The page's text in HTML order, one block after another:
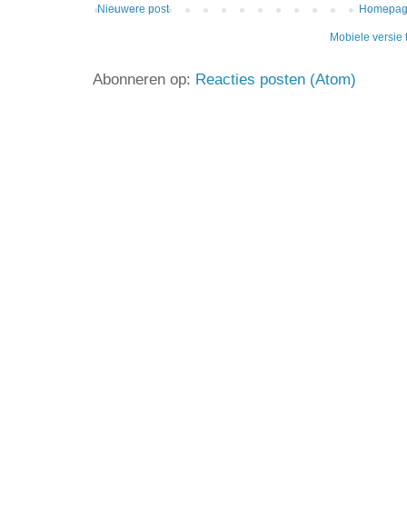
Nieuwere post
Mobiele versie
Abonneren op: Reacties posten (Atom)